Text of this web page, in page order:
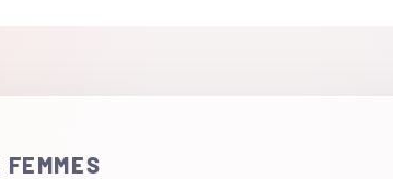
FEMMES